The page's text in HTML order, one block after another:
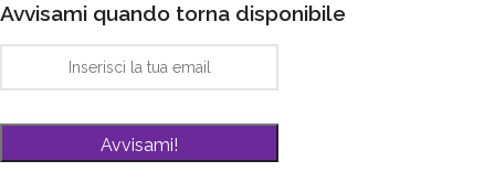
Avvisami quando torna disponibile